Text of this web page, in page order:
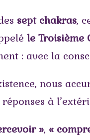
sept chakras,
le
: avec la
nous
réponses à
», «